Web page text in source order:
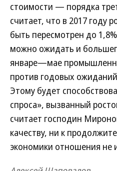
стоимости — порядка
считает, что в 2017 году
быть пересмотрен до
можно ожидать и
январе—мае
против годовых
Этому будет
спроса», вызванный
считает господин
качеству, ни к
экономики отношения не